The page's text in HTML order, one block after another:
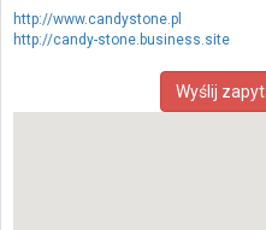
http://www.candystone.pl
http://candy-stone.business.site
Wyślij